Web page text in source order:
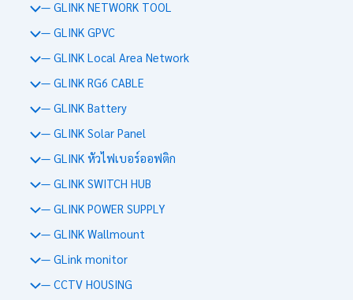
— GLINK NETWORK TOOL
— GLINK GPVC
— GLINK Local Area Network
— GLINK RG6 CABLE
— GLINK Battery
— GLINK Solar Panel
— GLINK หัวไฟเบอร์ออฟติก
— GLINK SWITCH HUB
— GLINK POWER SUPPLY
— GLINK Wallmount
— GLink monitor
— CCTV HOUSING